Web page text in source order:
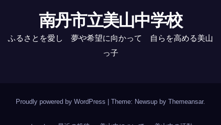
南丹市立美山中学校
ふるさとを愛し 夢や希望に向かって 自らを高める美山
っ子
Proudly powered by WordPress | Theme: Newsup by Themeansar.